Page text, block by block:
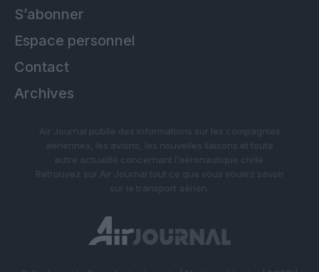
S’abonner
Espace personnel
Contact
Archives